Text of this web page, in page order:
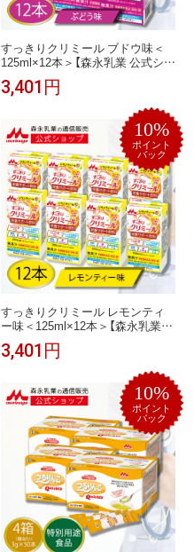
すっきりクリミール ブドウ味＜
125ml×12本＞【森永乳業 公式ショ
ップ】 高齢者 栄養補助食品 流動
食 介護食 ドリンク ジュース 栄養
補給 食 飲料 栄養ドリンク 栄養補
助飲料 食事 栄養 おやつ 高カロリ
ー 高たんぱく 食欲不振 プロテイ
ン ミネラル シールド 乳酸菌 ビタ
ミン
3,401円
10%
ポイント
バック
すっきりクリミール レモンティ
ー味＜125ml×12本＞【森永乳業公
式ショップ】 高齢者 栄養補助食品
流動食 介護食 ドリンク ジュース
クリミール 栄養補給 食 飲料 栄養
ドリンク 栄養補助飲料 食事 栄養
おやつ 高カロリー たんぱく質 食
欲不振 ミネラル 乳酸菌 ビタミン
3,401円
10%
ポイント
バック